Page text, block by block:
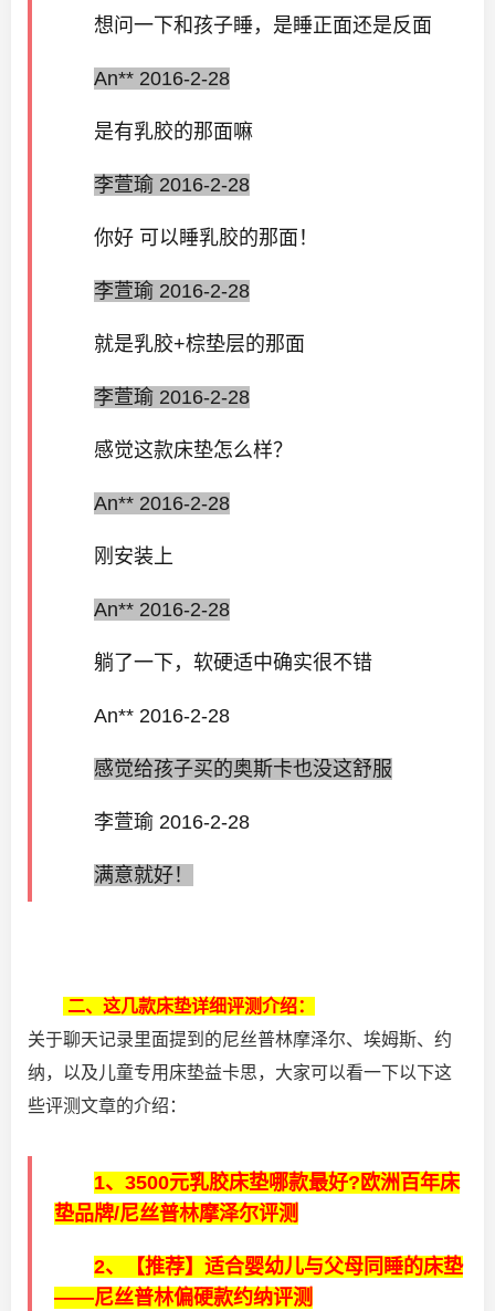
想问一下和孩子睡，是睡正面还是反面
An** 2016-2-28
是有乳胶的那面嘛
李萱瑜 2016-2-28
你好 可以睡乳胶的那面！
李萱瑜 2016-2-28
就是乳胶+棕垫层的那面
李萱瑜 2016-2-28
感觉这款床垫怎么样？
An** 2016-2-28
刚安装上
An** 2016-2-28
躺了一下，软硬适中确实很不错
An** 2016-2-28
感觉给孩子买的奥斯卡也没这舒服
李萱瑜 2016-2-28
满意就好！
二、这几款床垫详细评测介绍：
关于聊天记录里面提到的尼丝普林摩泽尔、埃姆斯、约
纳，以及儿童专用床垫益卡思，大家可以看一下以下这
些评测文章的介绍：
1、 3500元乳胶床垫哪款最好?欧洲百年床
垫品牌/尼丝普林摩泽尔评测
2、
【推荐】适合婴幼儿与父母同睡的床垫
——尼丝普林偏硬款约纳评测